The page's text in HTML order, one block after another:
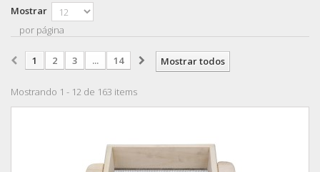
Mostrar
por página
Mostrar todos
1 2 3 ... 14
Mostrando 1 - 12 de 163 items